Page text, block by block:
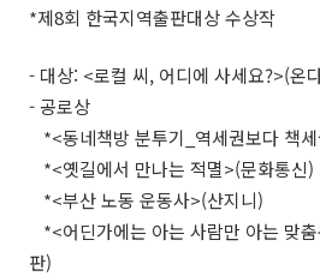
*제8회 한국지역출판대상 수상작
- 대상: <로컬 씨, 어디에 사세요?>(온
- 공로상
*<동네책방 분투기_역세권보다 책
*<옛길에서 만나는 적멸>(문화통신)
*<부산 노동 운동사>(산지니)
*<어딘가에는 아는 사람만 아는 맞
판)